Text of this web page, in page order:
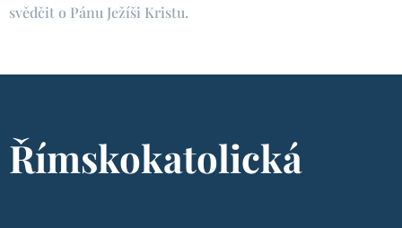
svědčit o Pánu Ježíši Kristu.
Římskokatolická